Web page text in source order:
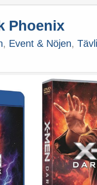
Phoenix
, Event & Nöjen,